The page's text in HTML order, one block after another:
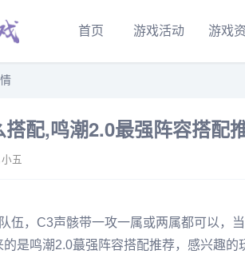
首页 游戏活动 游戏
配,鸣潮2.0最强阵容搭配
小五
伍，C3声骸带一攻一属或两属都可以，
是鸣潮2.0蕞强阵容搭配推荐，感兴趣的